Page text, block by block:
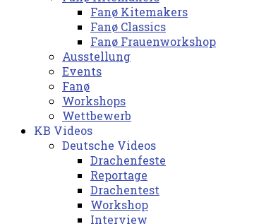
Fanø Kitemakers
Fanø Classics
Fanø Frauenworkshop
Ausstellung
Events
Fanø
Workshops
Wettbewerb
KB Videos
Deutsche Videos
Drachenfeste
Reportage
Drachentest
Workshop
Interview